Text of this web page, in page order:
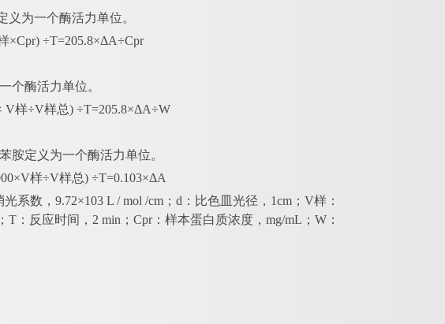
义为一个酶活力单位。
×Cpr) ÷T=205.8×ΔA÷Cpr
个酶活力单位。
V样÷V样总) ÷T=205.8×ΔA÷W
胺定义为一个酶活力单位。
样÷V样总) ÷T=0.103×ΔA
数，9.72×103 L / mol /cm；d：比色皿光径，1cm；V样：
：反应时间，2 min；Cpr：样本蛋白质浓度，mg/mL；W：